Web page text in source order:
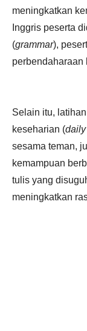
meningkatkan
Inggris peserta
(grammar),
perbendaharaan
Selain itu,
keseharian (
sesama teman,
kemampuan
tulis yang
meningkatkan